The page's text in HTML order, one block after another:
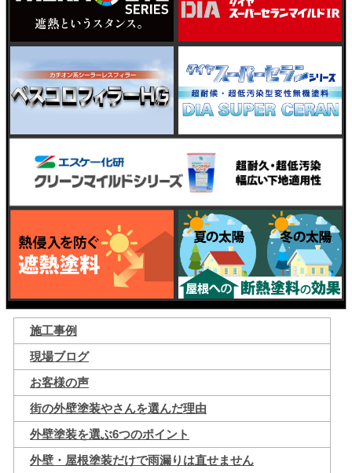
施工事例
現場ブログ
お客様の声
街の外壁塗装やさんを選んだ理由
外壁塗装を選ぶ6つのポイント
外壁・屋根塗装だけで雨漏りは直せません